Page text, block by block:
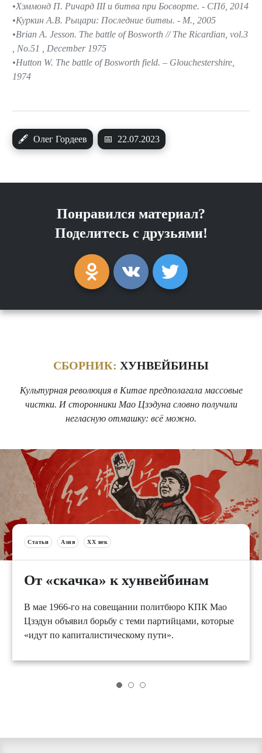
🖋 Олег Гордеев 📅 22.07.2023
Хэммонд П. Ричард III и битва при Босворте. - СПб, 2014
Куркин А.В. Рыцари: Последние битвы. - М., 2005
Brian A. Jesson. The battle of Bosworth // The Ricardian, vol.3
, No.51 , December 1975
Hutton W. The battle of Bosworth field. – Glouchestershire,
1974
Понравился материал?
Поделитесь с друзьями!
СБОРНИК: ХУНВЕЙБИНЫ
Культурная революция в Китае предполагала массовые
чистки. И сторонники Мао Цзэдуна словно получили
негласную отмашку: всё можно.
Статьи Азия XX век
От «скачка» к хунвейбинам
В мае 1966-го на совещании политбюро КПК Мао
Цзэдун объявил борьбу с теми партийцами, которые
«идут по капиталистическому пути».